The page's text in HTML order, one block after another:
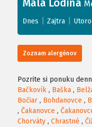
+
−
Malá Lodina
Dnes Zajtra
Zoznam alergénov
Pozrite si ponuku
Bačkovík , Baška ,
Bočiar , Bohdanovce ,
, Čakanovce ,
Chorváty , Chrastné ,